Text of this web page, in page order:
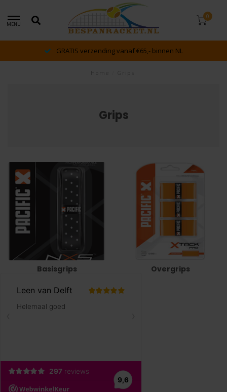
MENU
0
GRATIS verzending vanaf €65,- binnen NL
Grips
Basisgrips Overgrips